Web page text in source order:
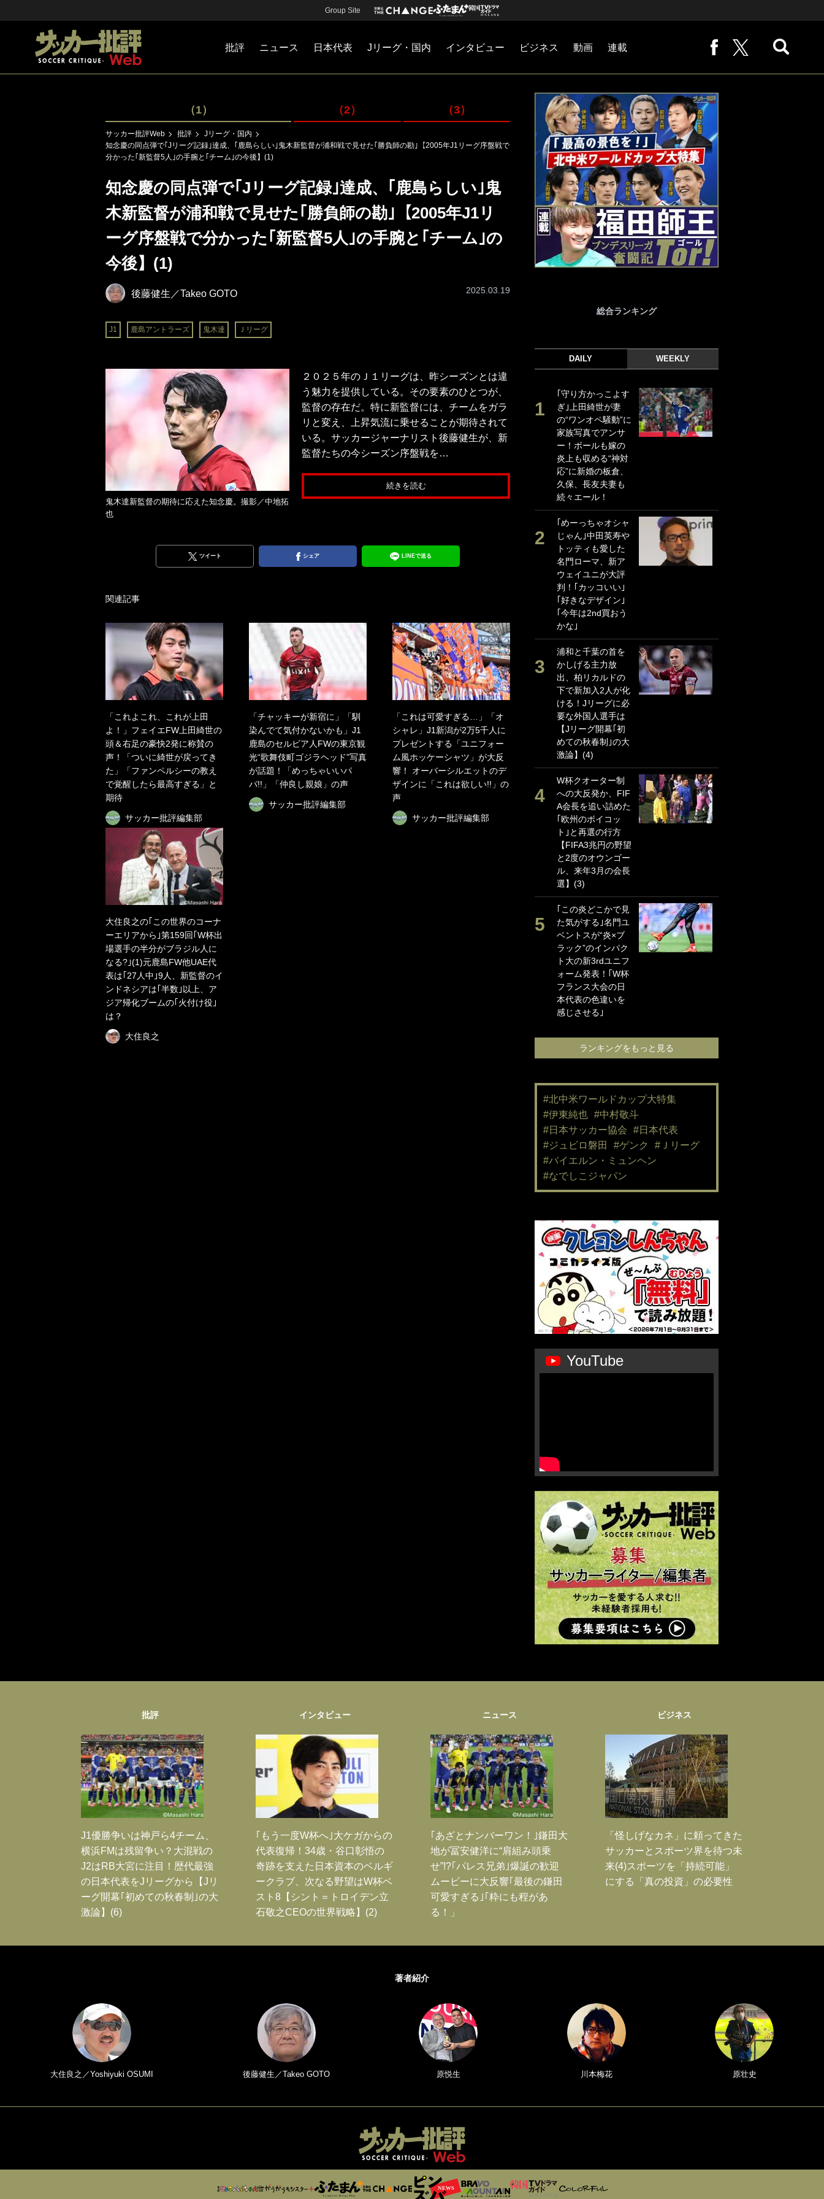
Group Site
批評 ニュース 日本代表 Jリーグ・国内 インタビュー ビジネス 動画 連載
（1） （2） （3）
サッカー批評Web 批評
Jリーグ・国内
知念慶の同点弾で｢Jリーグ記録｣達成、｢鹿島らしい｣鬼木新監督が浦和戦で見せた｢勝負師の勘｣【2005年J1リーグ序盤戦で
分かった｢新監督5人｣の手腕と｢チーム｣の今後】(1)
知念慶の同点弾で｢Jリーグ記録｣達成、｢鹿島らしい｣鬼
木新監督が浦和戦で見せた｢勝負師の勘｣【2005年J1リ
ーグ序盤戦で分かった｢新監督5人｣の手腕と｢チーム｣の
今後】(1)
後藤健生／Takeo GOTO
J1 鹿島アントラーズ 鬼木達 Ｊリーグ
2025.03.19
鬼木達新監督の期待に応えた知念慶。撮影／中地拓
也
２０２５年のＪ１リーグは、昨シーズンとは違
う魅力を提供している。その要素のひとつが、
監督の存在だ。特に新監督には、チームをガラ
リと変え、上昇気流に乗せることが期待されて
いる。サッカージャーナリスト後藤健生が、新
監督たちの今シーズン序盤戦を…
続きを読む
ツイート シェア LINEで送る
関連記事
「これよこれ、これが上田
よ！」フェイエFW上田綺世の
頭＆右足の豪快2発に称賛の
声！「ついに綺世が戻ってき
た」「ファンペルシーの教え
で覚醒したら最高すぎる」と
期待
サッカー批評編集部
「チャッキーが新宿に」「馴
染んでて気付かないかも」J1
鹿島のセルビア人FWの東京観
光“歌舞伎町ゴジラヘッド”写真
が話題！「めっちゃいいパ
パ!!」「仲良し親娘」の声
サッカー批評編集部
「これは可愛すぎる…」「オ
シャレ」J1新潟が2万5千人に
プレゼントする「ユニフォー
ム風ホッケーシャツ」が大反
響！ オーバーシルエットのデ
ザインに「これは欲しい!!」の
声
サッカー批評編集部
大住良之の｢この世界のコーナ
ーエリアから｣第159回｢W杯出
場選手の半分がブラジル人に
なる?｣(1)元鹿島FW他UAE代
表は｢27人中｣9人、新監督のイ
ンドネシアは｢半数｣以上、ア
ジア帰化ブームの｢火付け役｣
は？
大住良之
総合ランキング
DAILY WEEKLY
｢守り方かっこよす
ぎ｣上田綺世が妻
の“ワンオペ騒動”に
家族写真でアンサ
ー！ボールも嫁の
炎上も収める“神対
応”に新婚の板倉、
久保、長友夫妻も
続々エール！
｢めーっちゃオシャ
じゃん｣中田英寿や
トッティも愛した
名門ローマ、新ア
ウェイユニが大評
判！｢カッコいい｣
｢好きなデザイン｣
｢今年は2nd買おう
かな｣
浦和と千葉の首を
かしげる主力放
出、柏リカルドの
下で新加入2人が化
ける！Jリーグに必
要な外国人選手は
【Jリーグ開幕｢初
めての秋春制｣の大
激論】(4)
W杯クオーター制
への大反発か、FIF
A会長を追い詰めた
｢欧州のボイコッ
ト｣と再選の行方
【FIFA3兆円の野望
と2度のオウンゴー
ル、来年3月の会長
選】(3)
｢この炎どこかで見
た気がする｣名門ユ
ベントスが“炎×ブ
ラック”のインパク
ト大の新3rdユニフ
ォーム発表！｢W杯
フランス大会の日
本代表の色違いを
感じさせる｣
ランキングをもっと見る
#北中米ワールドカップ大特集
#伊東純也 #中村敬斗
#日本サッカー協会
#日本代表
#ジュビロ磐田
#ゲンク
#Ｊリーグ
#バイエルン・ミュンヘン
#なでしこジャパン
YouTube
批評
J1優勝争いは神戸ら4チーム、
横浜FMは残留争い？大混戦の
J2はRB大宮に注目！歴代最強
の日本代表をJリーグから【Jリ
ーグ開幕｢初めての秋春制｣の大
激論】(6)
インタビュー
｢もう一度W杯へ｣大ケガからの
代表復帰！34歳・谷口彰悟の
奇跡を支えた日本資本のベルギ
ークラブ、次なる野望はW杯ベ
スト8【シント＝トロイデン立
石敬之CEOの世界戦略】(2)
ニュース
｢あざとナンバーワン！｣鎌田大
地が冨安健洋に“肩組み頭乗
せ”!?｢パレス兄弟｣爆誕の歓迎
ムービーに大反響｢最後の鎌田
可愛すぎる｣｢粋にも程があ
る！」
ビジネス
「怪しげなカネ」に頼ってきた
サッカーとスポーツ界を待つ未
来(4)スポーツを「持続可能」
にする「真の投資」の必要性
著者紹介
大住良之／Yoshiyuki OSUMI 後藤健生／Takeo GOTO 原悦生 川本梅花 原壮史